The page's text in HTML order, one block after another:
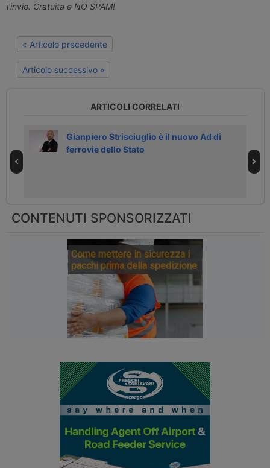
l'invio. Gratuita e NO SPAM!
« Articolo precedente
Articolo successivo »
ARTICOLI CORRELATI
Gianpiero Strisciuglio è il nuovo Ad di
ferrovie dello Stato
CONTENUTI SPONSORIZZATI
Come mettere in sicurezza i
pacchi prima della spedizione